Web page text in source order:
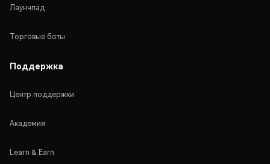
Лаунчпад
Торговые боты
Поддержка
Центр поддержки
Академия
Learn & Earn